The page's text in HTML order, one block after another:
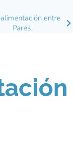
entre
Pares